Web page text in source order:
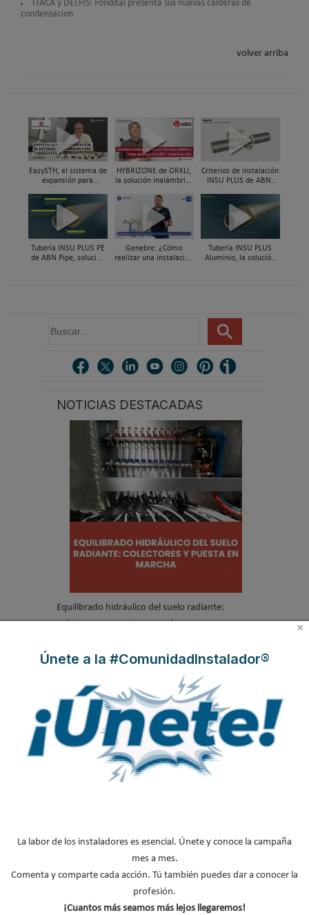
ITACA y DELFIS: Fondital presenta sus nuevas calderas de
condensacion
volver arriba
EasySTH, el sistema de
expansión para
Mestres, Standard
Hidráulica
HYBRIZONE de ORKLI,
la solución inalámbrica
zonificación del clima
en vivienda
Criterios de instalación
INSU PLUS de ABN,
Tubería INSU PLUS PE
de ABN Pipe, solución
Genebre: ¿Cómo
realizar una instalación
Tubería INSU PLUS
Aluminio, la solución
u
NOTICIAS DESTACADAS
Equilibrado hidráulico del suelo radiante:
colectores y puesta en marcha
Suscríbete a
nuestros boletines
Y RECIBE EN TU EMAIL TODA LA
ACTUALIDAD DEL SECTOR
Ocupación *
*
Acepto lapolítica de privacidad
×
Únete a la #ComunidadInstalador®
La labor de los instaladores es esencial. Únete y conoce la campaña
mes a mes.
Comenta y comparte cada acción. Tú también puedes dar a conocer la
profesión.
¡Cuantos más seamos más lejos llegaremos!